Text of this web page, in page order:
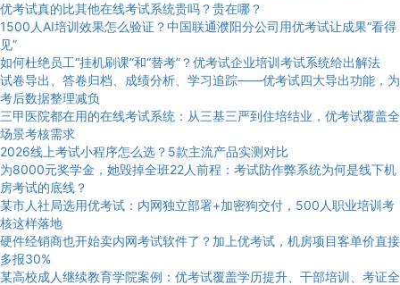
优考试真的比其他在线考试系统贵吗？贵在哪？
1500人AI培训效果怎么验证？中国联通濮阳分公司用优考试让成果“看得
见”
如何杜绝员工“挂机刷课”和“替考”？优考试企业培训考试系统给出解法
试卷导出、答卷归档、成绩分析、学习追踪——优考试四大导出功能，为
考后数据整理减负
三甲医院都在用的在线考试系统：从三基三严到住培结业，优考试覆盖全
场景考核需求
2026线上考试小程序怎么选？5款主流产品实测对比
为8000元奖学金，她毁掉全班22人前程：考试防作弊系统为何是线下机
房考试的底线？
某市人社局选用优考试：内网独立部署+加密狗交付，500人职业培训考
核这样落地
硬件经销商也开始卖内网考试软件了？加上优考试，机房项目客单价直接
多报30%
某高校成人继续教育学院案例：优考试覆盖学历提升、干部培训、考证全